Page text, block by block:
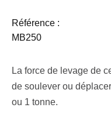
Référence :
MB250
La force de levage de
de soulever ou
ou 1 tonne.